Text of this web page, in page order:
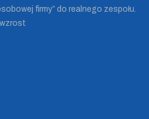
firmy” do realnego zespołu.